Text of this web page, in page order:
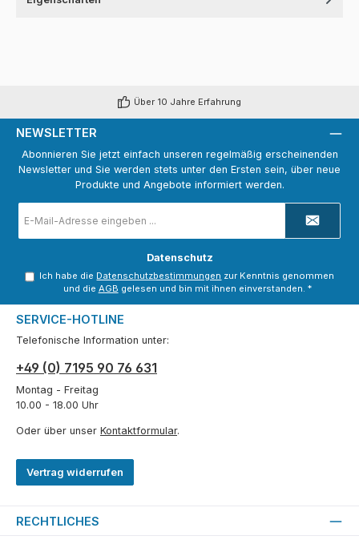
Über 10 Jahre Erfahrung
NEWSLETTER
Abonnieren Sie jetzt einfach unseren regelmäßig erscheinenden
Newsletter und Sie werden stets unter den Ersten sein, über neue
Produkte und Angebote informiert werden.
Mail-
Adresse
Datenschutz
Ich habe die Datenschutzbestimmungen zur Kenntnis genommen
und die AGB gelesen und bin mit ihnen einverstanden. *
SERVICE-HOTLINE
Telefonische Information unter:
+49 (0) 7195 90 76 631
Montag - Freitag
10.00 - 18.00 Uhr
Oder über unser Kontaktformular.
Vertrag widerrufen
RECHTLICHES